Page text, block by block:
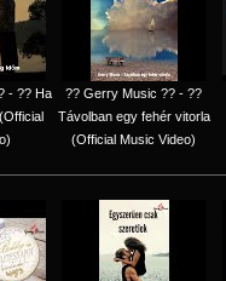
- ?? Ha
?? Gerry Music ?? - ??
Távolban egy fehér vitorla
(Official Music Video)